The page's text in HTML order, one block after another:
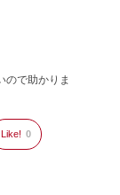
ので助かりま
Like! 0